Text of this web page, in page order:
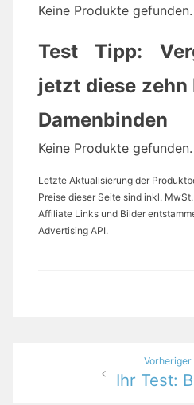
Keine Produkte gefunden.
Test Tipp:
jetzt diese
Damenbinden
Keine Produkte gefunden.
Letzte Aktualisierung der
Preise dieser Seite sind inkl. MwSt.
Affiliate Links und Bilder
Advertising API.
Beitragsnavigation
Ihr Test: